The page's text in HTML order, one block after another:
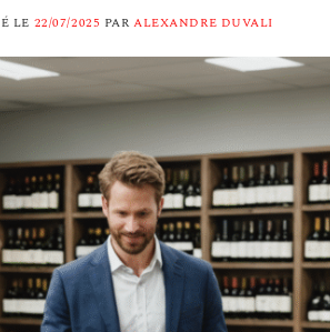
LE 22/07/2025 PARALEXANDRE DUVALI